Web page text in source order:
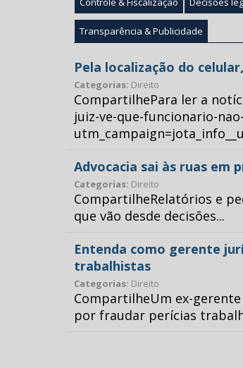
Transparência & Publicidade
Pela localização do
Categorias: Direito
CompartilhePara ler a
juiz-ve-que-funcionario-
Advocacia sai às ruas em
Categorias: Direito
CompartilheRelatórios e
que vão desde decisões...
Entenda como gerente
trabalhistas
Categorias: Direito
CompartilheUm ex-
por fraudar perícias